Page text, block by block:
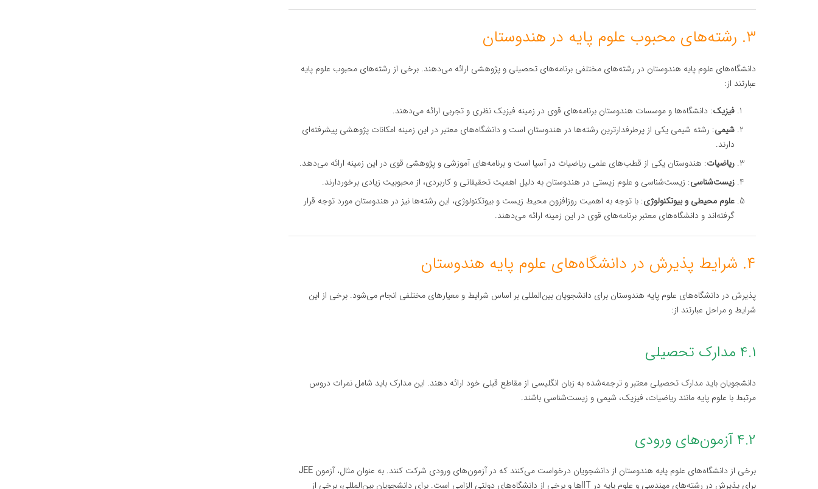
۳. رشته‌های محبوب علوم پایه در هندوستان
دانشگاه‌های علوم پایه هندوستان در رشته‌های مختلفی برنامه‌های تحصیلی و پژوهشی ارائه می‌دهند. برخی از رشته‌های محبوب علوم پایه
عبارتند از:
فیزیک: دانشگاه‌ها و موسسات هندوستان برنامه‌های قوی در زمینه فیزیک نظری و تجربی ارائه می‌دهند.
شیمی: رشته شیمی یکی از پرطرفدارترین رشته‌ها در هندوستان است و دانشگاه‌های معتبر در این زمینه امکانات پژوهشی پیشرفته‌ای
دارند.
ریاضیات: هندوستان یکی از قطب‌های علمی ریاضیات در آسیا است و برنامه‌های آموزشی و پژوهشی قوی در این زمینه ارائه می‌دهد.
زیست‌شناسی: زیست‌شناسی و علوم زیستی در هندوستان به دلیل اهمیت تحقیقاتی و کاربردی، از محبوبیت زیادی برخوردارند.
علوم محیطی و بیوتکنولوژی: با توجه به اهمیت روزافزون محیط زیست و بیوتکنولوژی، این رشته‌ها نیز در هندوستان مورد توجه قرار
گرفته‌اند و دانشگاه‌های معتبر برنامه‌های قوی در این زمینه ارائه می‌دهند.
۴. شرایط پذیرش در دانشگاه‌های علوم پایه هندوستان
پذیرش در دانشگاه‌های علوم پایه هندوستان برای دانشجویان بین‌المللی بر اساس شرایط و معیارهای مختلفی انجام می‌شود. برخی از این
شرایط و مراحل عبارتند از:
۴.۱ مدارک تحصیلی
دانشجویان باید مدارک تحصیلی معتبر و ترجمه‌شده به زبان انگلیسی از مقاطع قبلی خود ارائه دهند. این مدارک باید شامل نمرات دروس
مرتبط با علوم پایه مانند ریاضیات، فیزیک، شیمی و زیست‌شناسی باشند.
۴.۲ آزمون‌های ورودی
برخی از دانشگاه‌های علوم پایه هندوستان از دانشجویان درخواست می‌کنند که در آزمون‌های ورودی شرکت کنند. به عنوان مثال، آزمون JEE
برای پذیرش در رشته‌های مهندسی و علوم پایه در IIT‌ها و برخی از دانشگاه‌های دولتی الزامی است. برای دانشجویان بین‌المللی، برخی از